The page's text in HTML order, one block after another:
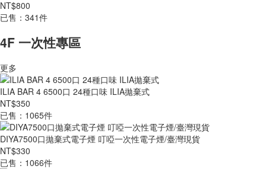
NT$800
已售：341件
4F 一次性專區
更多
ILIA BAR 4 6500口 24種口味 ILIA拋棄式
NT$350
已售：1065件
DIYA7500口拋棄式電子煙 叮啞一次性電子煙/臺灣現貨
NT$330
已售：1066件